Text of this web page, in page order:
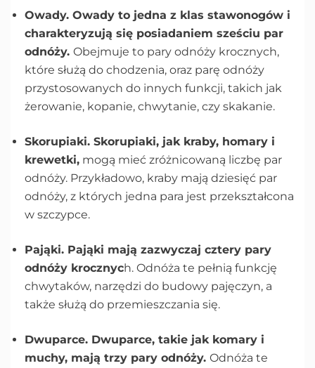
Owady. Owady to jedna z klas stawonogów i
charakteryzują się posiadaniem sześciu par
odnóży. Obejmuje to pary odnóży krocznych,
które służą do chodzenia, oraz parę odnóży
przystosowanych do innych funkcji, takich jak
żerowanie, kopanie, chwytanie, czy skakanie.
Skorupiaki. Skorupiaki, jak kraby, homary i
krewetki, mogą mieć zróżnicowaną liczbę par
odnóży. Przykładowo, kraby mają dziesięć par
odnóży, z których jedna para jest przekształcona
w szczypce.
Pająki. Pająki mają zazwyczaj cztery pary
odnóży krocznych. Odnóża te pełnią funkcję
chwytaków, narzędzi do budowy pajęczyn, a
także służą do przemieszczania się.
Dwuparce. Dwuparce, takie jak komary i
muchy, mają trzy pary odnóży. Odnóża te